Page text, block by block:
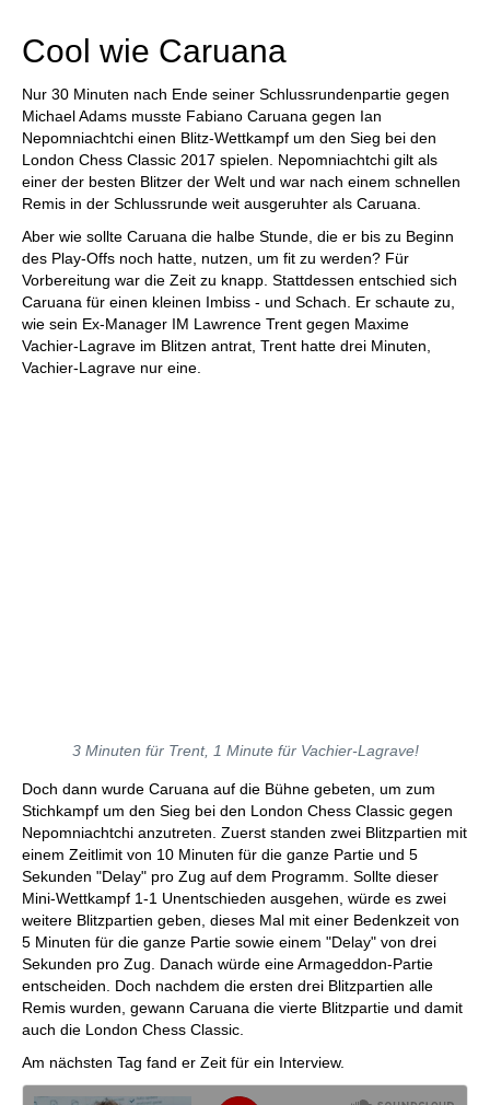
Cool wie Caruana
Nur 30 Minuten nach Ende seiner Schlussrundenpartie gegen
Michael Adams musste Fabiano Caruana gegen Ian
Nepomniachtchi einen Blitz-Wettkampf um den Sieg bei den
London Chess Classic 2017 spielen. Nepomniachtchi gilt als
einer der besten Blitzer der Welt und war nach einem schnellen
Remis in der Schlussrunde weit ausgeruhter als Caruana.
Aber wie sollte Caruana die halbe Stunde, die er bis zu Beginn
des Play-Offs noch hatte, nutzen, um fit zu werden? Für
Vorbereitung war die Zeit zu knapp. Stattdessen entschied sich
Caruana für einen kleinen Imbiss - und Schach. Er schaute zu,
wie sein Ex-Manager IM Lawrence Trent gegen Maxime
Vachier-Lagrave im Blitzen antrat, Trent hatte drei Minuten,
Vachier-Lagrave nur eine.
3 Minuten für Trent, 1 Minute für Vachier-Lagrave!
Doch dann wurde Caruana auf die Bühne gebeten, um zum
Stichkampf um den Sieg bei den London Chess Classic gegen
Nepomniachtchi anzutreten. Zuerst standen zwei Blitzpartien mit
einem Zeitlimit von 10 Minuten für die ganze Partie und 5
Sekunden "Delay" pro Zug auf dem Programm. Sollte dieser
Mini-Wettkampf 1-1 Unentschieden ausgehen, würde es zwei
weitere Blitzpartien geben, dieses Mal mit einer Bedenkzeit von
5 Minuten für die ganze Partie sowie einem "Delay" von drei
Sekunden pro Zug. Danach würde eine Armageddon-Partie
entscheiden. Doch nachdem die ersten drei Blitzpartien alle
Remis wurden, gewann Caruana die vierte Blitzpartie und damit
auch die London Chess Classic.
Am nächsten Tag fand er Zeit für ein Interview.